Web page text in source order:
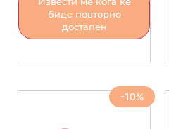
биде повторно
достапен
-10%